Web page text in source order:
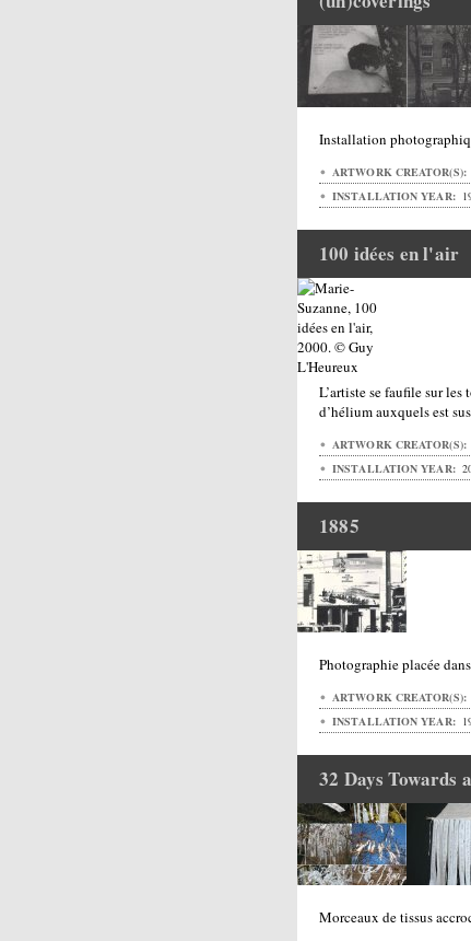
Installation
ARTWORK CREATOR(S):
INSTALLATION YEAR:
100 idées en l'air
L’artiste se faufile sur
d’hélium auxquels est
ARTWORK CREATOR(S):
INSTALLATION YEAR:
1885
Photographie placée
ARTWORK CREATOR(S):
INSTALLATION YEAR:
32 Days Towards
Morceaux de tissus